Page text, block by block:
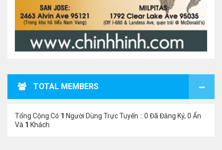
TOTAL MEMBERS
Tổng Cộng Có 1 Người Dùng Trực Tuyến :: 0 Đã Đăng Ký, 0 Ẩn
Và 1 Khách